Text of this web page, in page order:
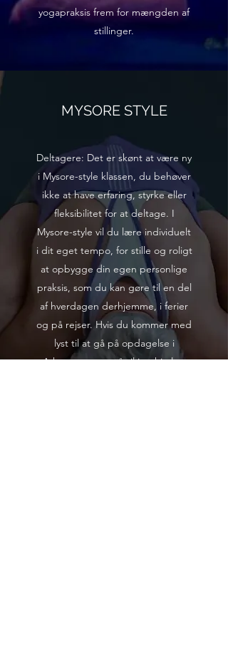
yogapraksis frem for mængden af
stillinger.
MYSORE STYLE
Deltagere: Det er skønt at være ny
i Mysore-style klassen, du behøver
ikke at have erfaring, styrke eller
fleksibilitet for at deltage. I
Mysore-style vil du lære individuelt
i dit eget tempo, for stille og roligt
at opbygge din egen personlige
praksis, som du kan gøre til en del
af hverdagen derhjemme, i ferier
og på rejser. Hvis du kommer med
lyst til at gå på opdagelse i
Ashtanga yoga, så vil jeg hjælpe